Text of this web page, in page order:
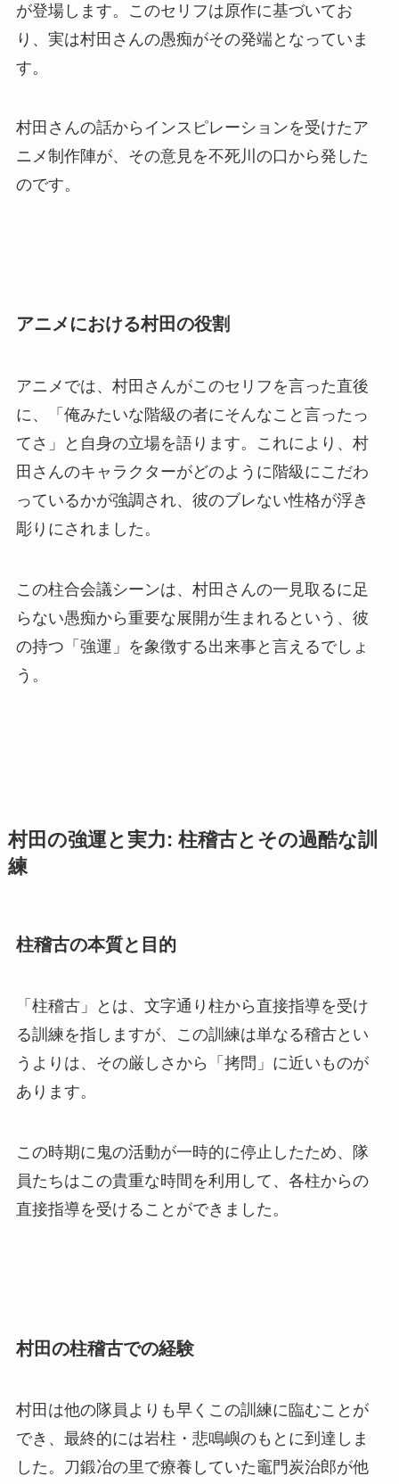
が登場します。このセリフは原作に基づいてお
り、実は村田さんの愚痴がその発端となっていま
す。
村田さんの話からインスピレーションを受けたア
ニメ制作陣が、その意見を不死川の口から発した
のです。
アニメにおける村田の役割
アニメでは、村田さんがこのセリフを言った直後
に、「俺みたいな階級の者にそんなこと言ったっ
てさ」と自身の立場を語ります。これにより、村
田さんのキャラクターがどのように階級にこだわ
っているかが強調され、彼のブレない性格が浮き
彫りにされました。
この柱合会議シーンは、村田さんの一見取るに足
らない愚痴から重要な展開が生まれるという、彼
の持つ「強運」を象徴する出来事と言えるでしょ
う。
村田の強運と実力: 柱稽古とその過酷な訓
練
柱稽古の本質と目的
「柱稽古」とは、文字通り柱から直接指導を受け
る訓練を指しますが、この訓練は単なる稽古とい
うよりは、その厳しさから「拷問」に近いものが
あります。
この時期に鬼の活動が一時的に停止したため、隊
員たちはこの貴重な時間を利用して、各柱からの
直接指導を受けることができました。
村田の柱稽古での経験
村田は他の隊員よりも早くこの訓練に臨むことが
でき、最終的には岩柱・悲鳴嶼のもとに到達しま
した。刀鍛冶の里で療養していた竈門炭治郎が他